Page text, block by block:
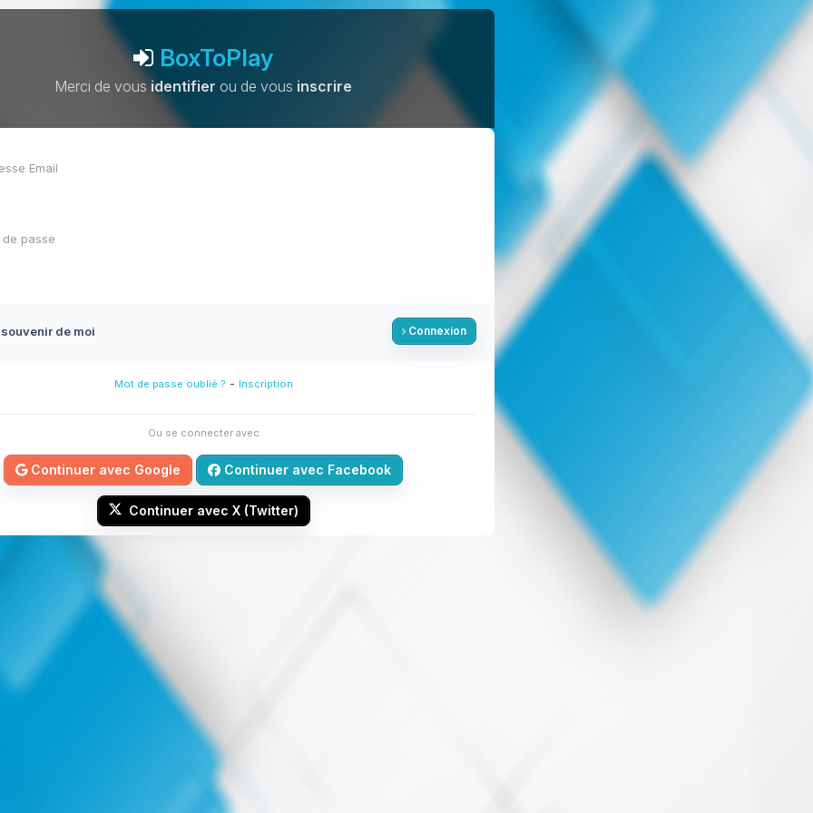
BoxToPlay
Merci de vousidentifier ou de vous inscrire
de moi Connexion
Mot de passe oublié ? - Inscription
Ou se connecter avec
Continuer avec Google Continuer avec Facebook
Continuer avec X (Twitter)